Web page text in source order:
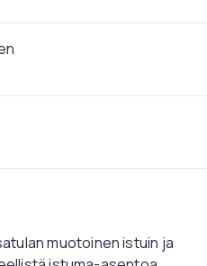
muotoinen istuin ja